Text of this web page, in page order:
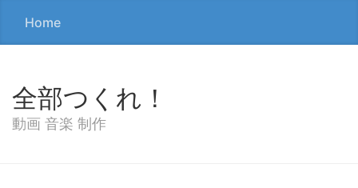
Home
全部つくれ！
動画 音楽 制作